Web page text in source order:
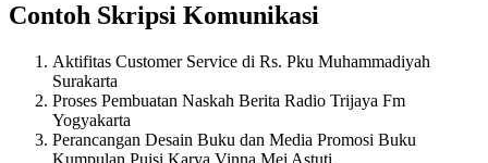
Contoh Skripsi Komunikasi
Aktifitas Customer Service di Rs. Pku Muhammadiyah
Surakarta
Proses Pembuatan Naskah Berita Radio Trijaya Fm
Yogyakarta
Perancangan Desain Buku dan Media Promosi Buku
Kumpulan Puisi Karya Vinna Mei Astuti